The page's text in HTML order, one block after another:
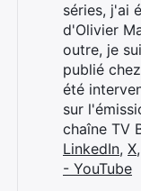
séries, j'ai
d'Olivier
outre, je
publié
été
sur
chaîne TV
LinkedIn, X,
- YouTube